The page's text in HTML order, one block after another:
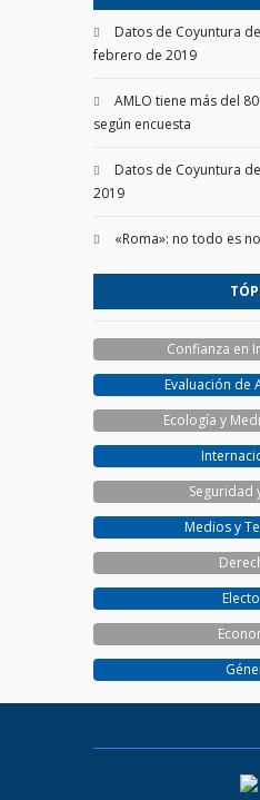
Datos de Coyuntura
febrero de 2019
AMLO tiene más del
según encuesta
Datos de Coyuntura
2019
«Roma»: no todo es
Confianza en
Evaluación de
Ecología y
Seguridad
Medios y